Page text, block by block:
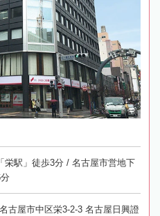
栄駅」徒歩3分 / 名古屋市営地下
古屋市中区栄3-2-3 名古屋日興證